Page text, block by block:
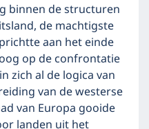
binnen de structuren
de machtigste
aan het einde
op de confrontatie
zich al de logica van
van de westerse
van Europa gooide
landen uit het